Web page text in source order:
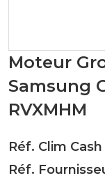
Moteur
Samsung
RVXMHM
Réf. Clim
Réf.